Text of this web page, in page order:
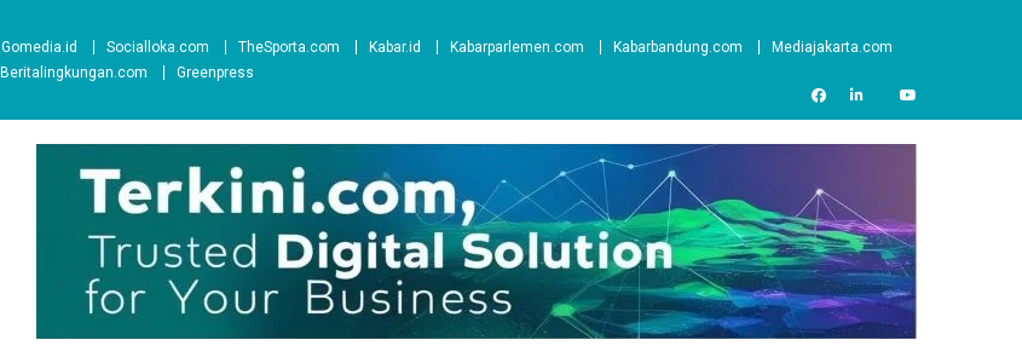
Gomedia.id Socialloka.com TheSporta.com Kabar.id Kabarparlemen.com Kabarbandung.com
Mediajakarta.com
Beritalingkungan.com Greenpress